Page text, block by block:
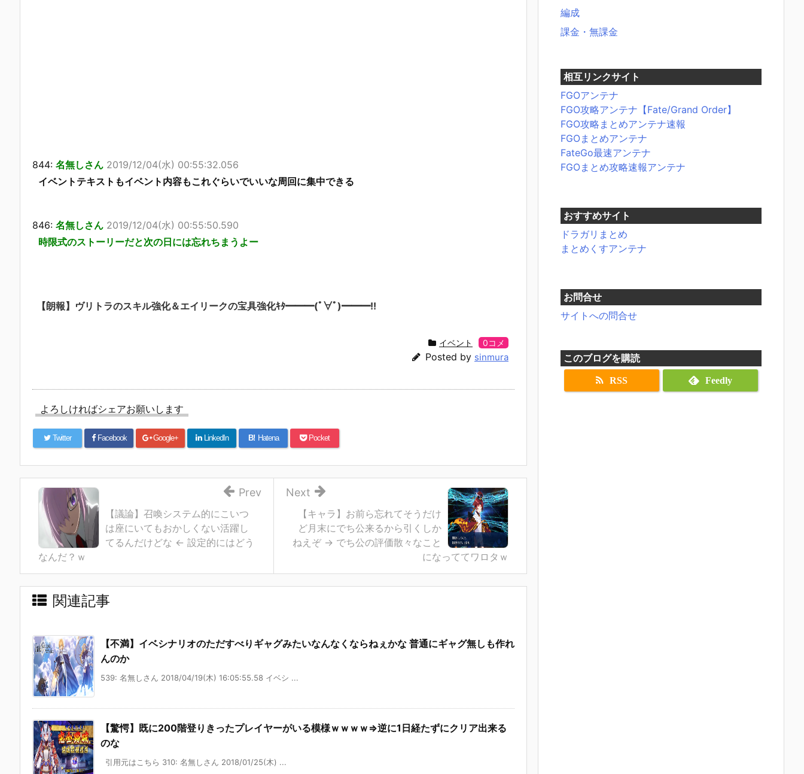
844: 名無しさん 2019/12/04(水) 00:55:32.056
イベントテキストもイベント内容もこれぐらいでいいな周回に集中できる
846: 名無しさん 2019/12/04(水) 00:55:50.590
時限式のストーリーだと次の日には忘れちまうよー
【朗報】ヴリトラのスキル強化＆エイリークの宝具強化ｷﾀ━━━(ﾟ∀ﾟ)━━━!!
イベント 0コメ
Posted by sinmura
よろしければシェアお願いします
Twitter Facebook Google+ LinkedIn B! Hatena Pocket
【キャラ】お前ら忘れてそうだけ
ど月末にでち公来るから引くしか
ねえぞ → でち公の評価散々なこと
になっててワロタｗ
Next
【議論】召喚システム的にこいつ
は座にいてもおかしくない活躍し
てるんだけどな ← 設定的にはどう
なんだ？ｗ
Prev
関連記事
【不満】イベシナリオのただすべりギャグみたいなんなくならねぇかな 普通にギャグ無しも作れ
んのか
539: 名無しさん 2018/04/19(木) 16:05:55.58 イベシ ...
【驚愕】既に200階登りきったプレイヤーがいる模様ｗｗｗｗ⇒逆に1日経たずにクリア出来る
のな
引用元はこちら 310: 名無しさん 2018/01/25(木) ...
編成
課金・無課金
相互リンクサイト
FGOアンテナ
FGO攻略アンテナ【Fate/Grand Order】
FGO攻略まとめアンテナ速報
FGOまとめアンテナ
FateGo最速アンテナ
FGOまとめ攻略速報アンテナ
おすすめサイト
ドラガリまとめ
まとめくすアンテナ
お問合せ
サイトへの問合せ
このブログを購読
RSS Feedly